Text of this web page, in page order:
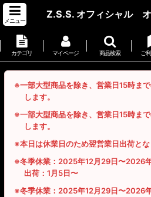
メニュー
Z.S.S. オフィシャル
カテゴリ マイページ 商品検索 ご
※一部大型商品を除き、営業日15時ま
します。
※一部大型商品を除き、営業日15時ま
します。
※本日は休業日のため翌営業日出荷とな
※冬季休業：2025年12月29日〜2026
出荷：1月5日〜
※冬季休業：2025年12月29日〜2026